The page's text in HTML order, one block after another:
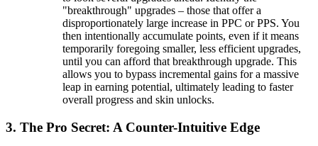
"breakthrough" upgrades – those that offer a
disproportionately large increase in PPC or PPS. You
then intentionally accumulate points, even if it means
temporarily foregoing smaller, less efficient upgrades,
until you can afford that breakthrough upgrade. This
allows you to bypass incremental gains for a massive
leap in earning potential, ultimately leading to faster
overall progress and skin unlocks.
3. The Pro Secret: A Counter-Intuitive Edge